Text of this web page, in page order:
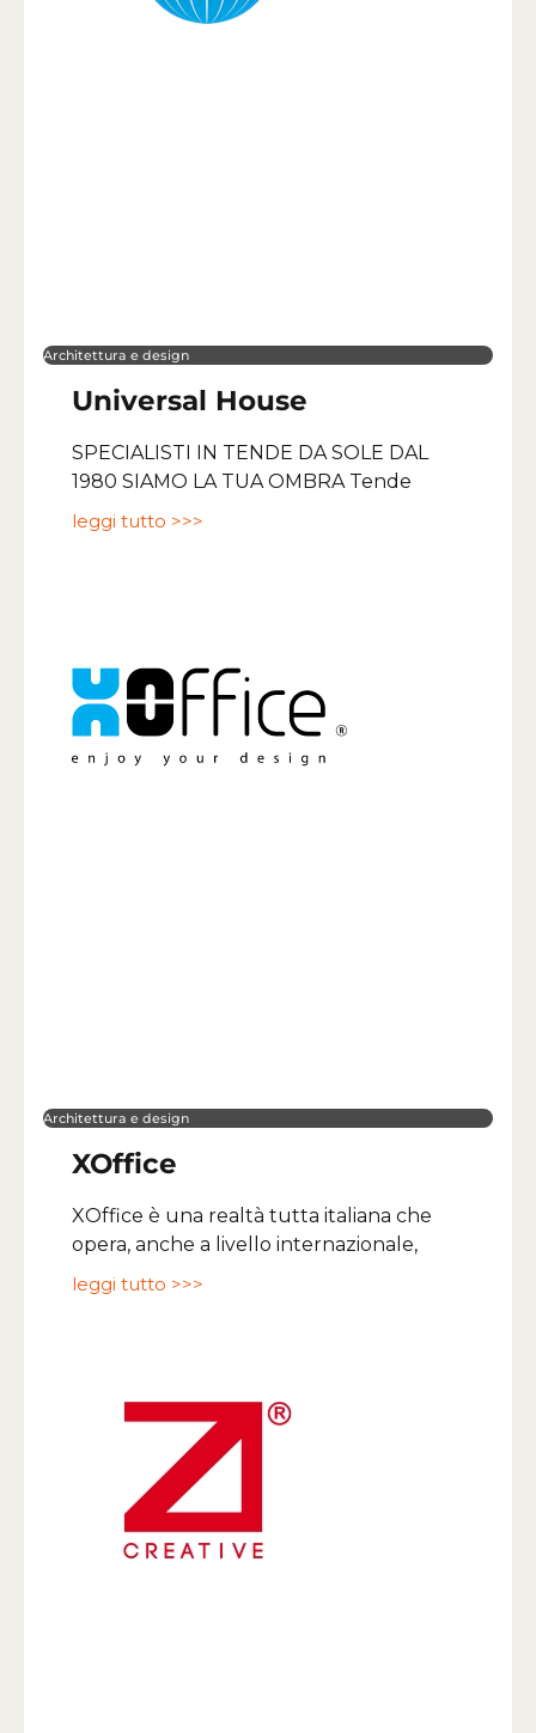
Architettura e design
Universal House
SPECIALISTI IN TENDE DA SOLE DAL
1980 SIAMO LA TUA OMBRA Tende
leggi tutto >>>
Architettura e design
XOffice
XOffice è una realtà tutta italiana che
opera, anche a livello internazionale,
leggi tutto >>>